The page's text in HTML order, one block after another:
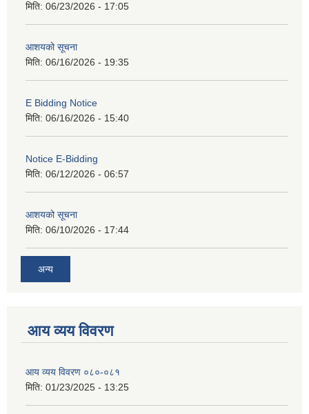
मिति: 06/23/2026 - 17:05
आशयको सूचना
मिति: 06/16/2026 - 19:35
E Bidding Notice
मिति: 06/16/2026 - 15:40
Notice E-Bidding
मिति: 06/12/2026 - 06:57
आशयको सूचना
मिति: 06/10/2026 - 17:44
अन्य
आय व्यय विवरण
आय व्यय विवरण ०८०-०८१
मिति: 01/23/2025 - 13:25